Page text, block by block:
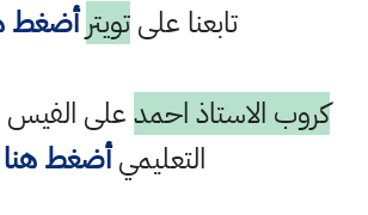
تابعنا علىتويتر أضغط
كروب الاستاذ احمدعلى
التعليميأضغط هنا